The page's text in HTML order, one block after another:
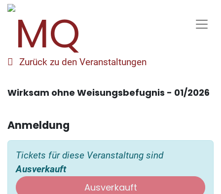
Zurück zu den Veranstaltungen
Wirksam ohne Weisungsbefugnis - 01/2026
Anmeldung
Tickets für diese Veranstaltung sind
Ausverkauft
Ausverkauft